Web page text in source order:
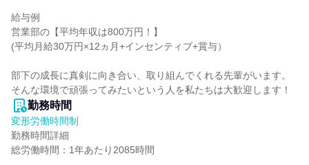
給与例
営業部の【平均年収は800万円！】
(平均月給30万円×12ヵ月+インセンティブ+賞与）
部下の成長に真剣に向き合い、取り組んでくれる先輩がいます。
そんな環境で頑張ってみたいという人を私たちは大歓迎します！
勤務時間
変形労働時間制
勤務時間詳細
総労働時間：1年あたり2085時間